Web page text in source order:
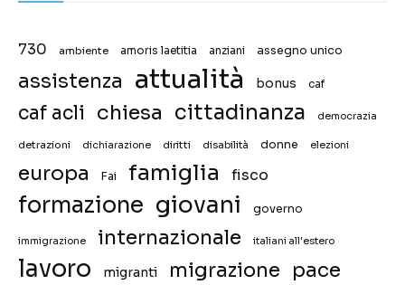
730 ambiente amoris laetitia anziani assegno unico
assistenza attualità bonus caf
caf acli chiesa cittadinanza democrazia
detrazioni dichiarazione diritti disabilità donne elezioni
europa Fai famiglia fisco
formazione giovani governo
immigrazione internazionale italiani all'estero
lavoro migranti migrazione pace